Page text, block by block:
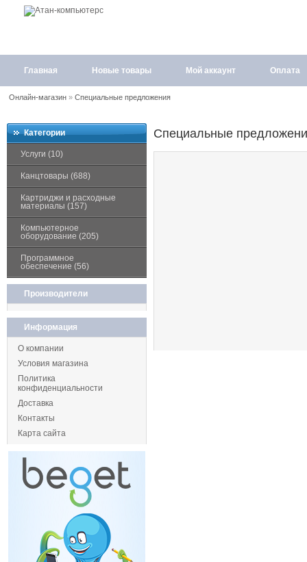
Главная Новые товары Мой аккаунт Оплата
Онлайн-магазин» Специальные предложения
Категории
Услуги (10)
Канцтовары (688)
Картриджи и расходные
материалы (157)
Компьютерное
оборудование (205)
Программное
обеспечение (56)
Производители
Информация
О компании
Условия магазина
Политика
конфиденциальности
Доставка
Контакты
Карта сайта
Специальные